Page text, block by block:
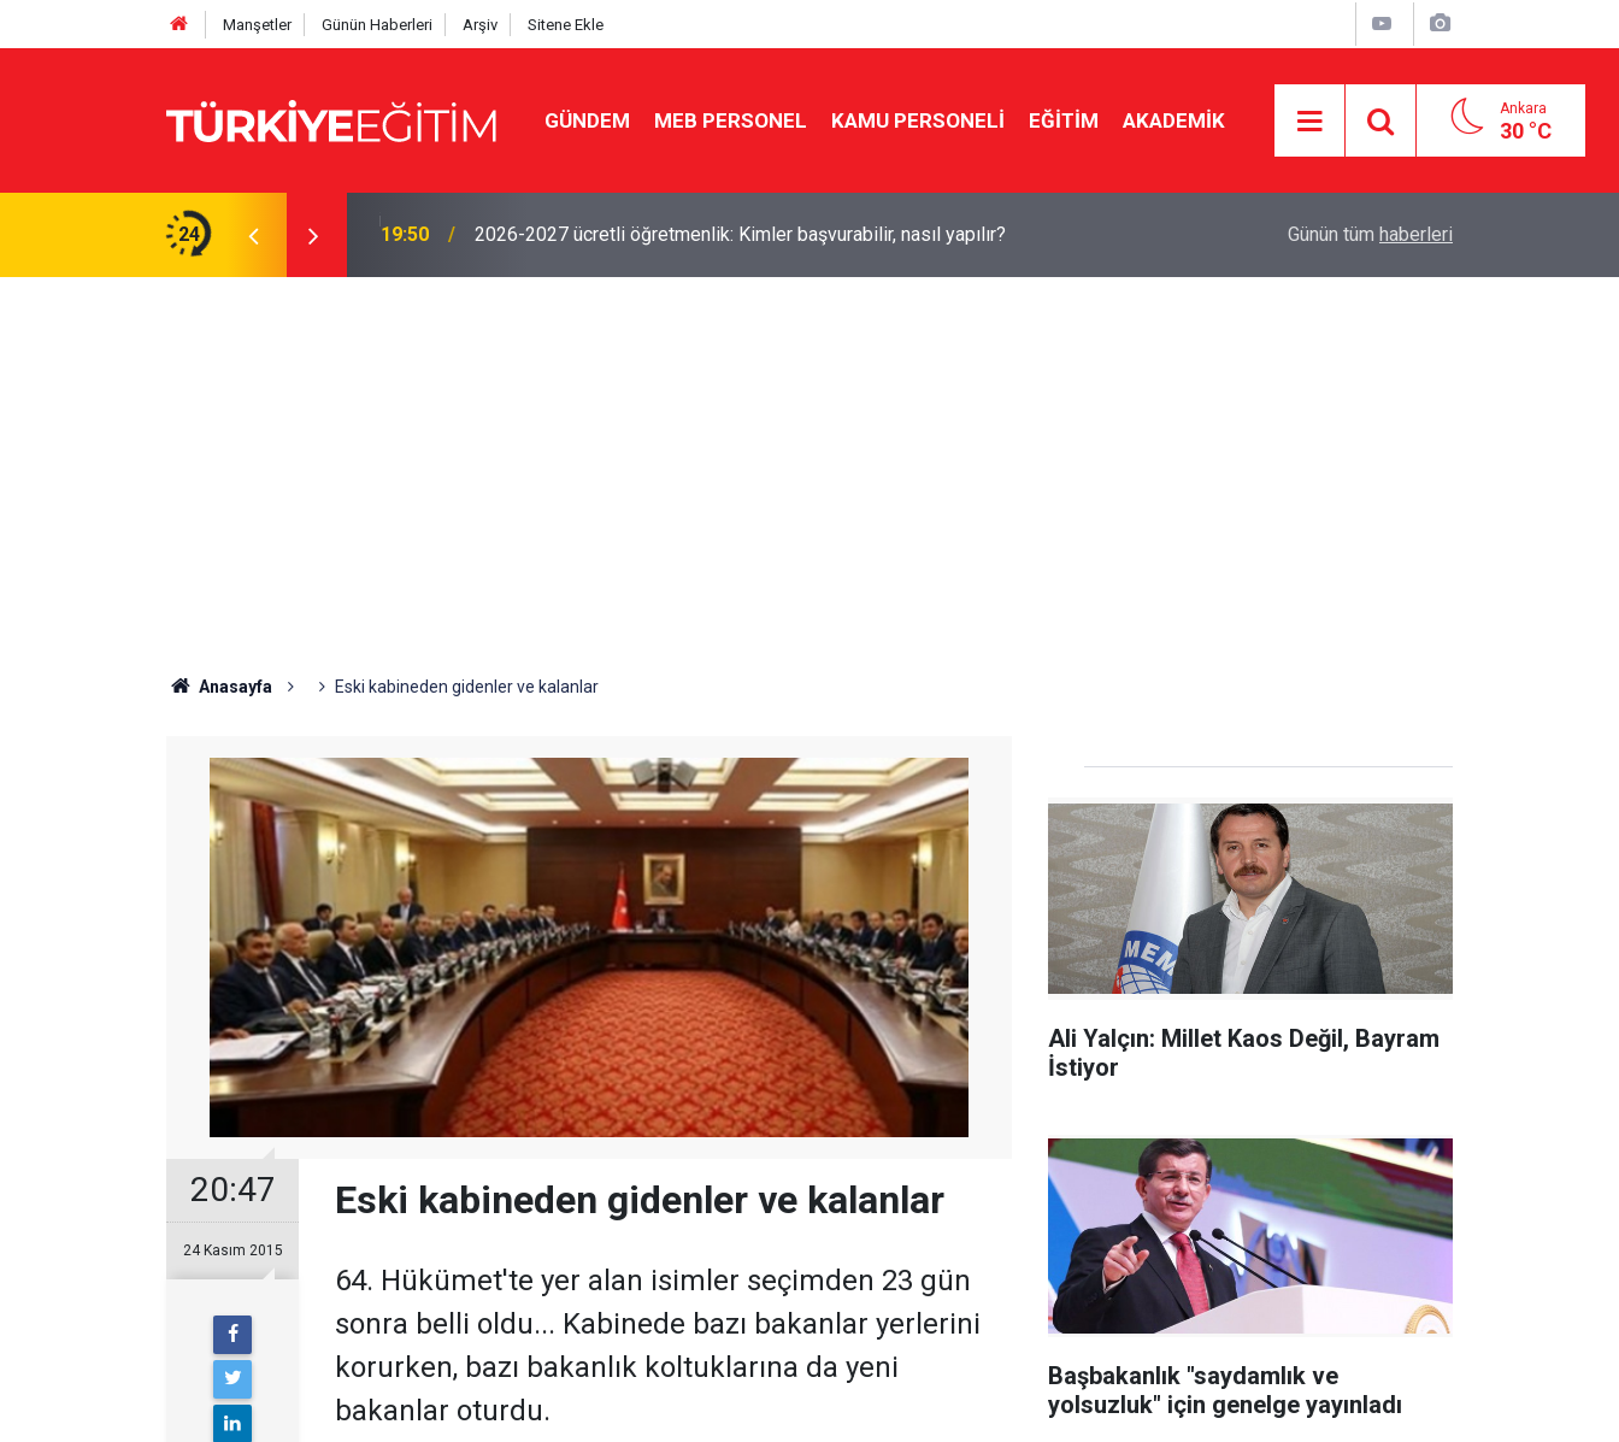
Manşetler Günün Haberleri Arşiv Sitene Ekle
GÜNDEM MEB PERSONEL KAMU PERSONELİ EĞİTİM AKADEMİK Ankara
30 °C
24
Ödenek modülü açılmadı, Okul müdürleri
19:50 2026-2027 ücretli öğretmenlik: Kimler başvurabilir, nasıl yapılır? Ücretli öğretmenlere kadro yok! Bakan Tekin
Günün tüm haberleri
Anasayfa Eski kabineden gidenler ve kalanlar
20:47
24 Kasım 2015
Eski kabineden gidenler ve kalanlar
64. Hükümet'te yer alan isimler seçimden 23 gün
sonra belli oldu... Kabinede bazı bakanlar yerlerini
korurken, bazı bakanlık koltuklarına da yeni
bakanlar oturdu.
Ali Yalçın: Millet Kaos Değil, Bayram
İstiyor
Başbakanlık "saydamlık ve
yolsuzluk" için genelge yayınladı